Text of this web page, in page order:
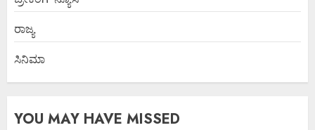
ರಾಜ್ಯ
ಸಿನಿಮಾ
YOU MAY HAVE MISSED